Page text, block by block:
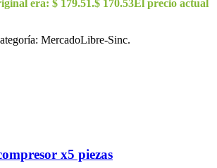
era: $ 179.51.$ 170.53El precio actual
MercadoLibre-Sinc.
x5 piezas